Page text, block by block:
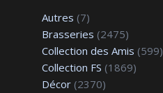
Autres (7)
Brasseries (2475)
Collection des Amis (599)
Collection FS (1869)
Décor (2370)